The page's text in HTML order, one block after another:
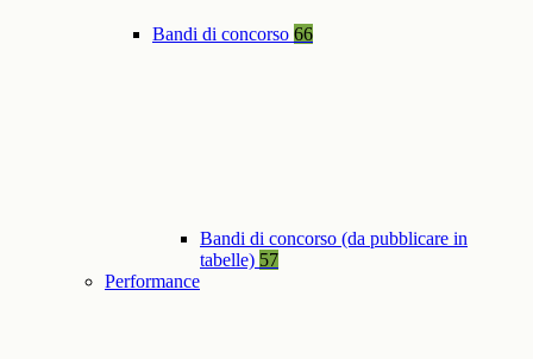
Bandi di concorso 66
Bandi di concorso (da pubblicare in
tabelle) 57
Performance